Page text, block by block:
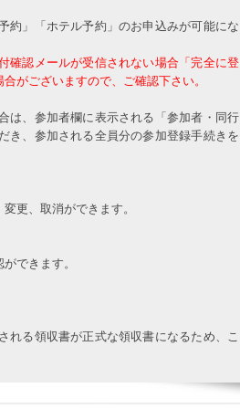
約」「ホテル予約」のお申込みが可能にな
確認メールが受信されない場合「完全に登
がございますので、ご確認下さい。
は、参加者欄に表示される「参加者・同行
き、参加される全員分の参加登録手続きを
更、取消ができます。
できます。
れる領収書が正式な領収書になるため、こ